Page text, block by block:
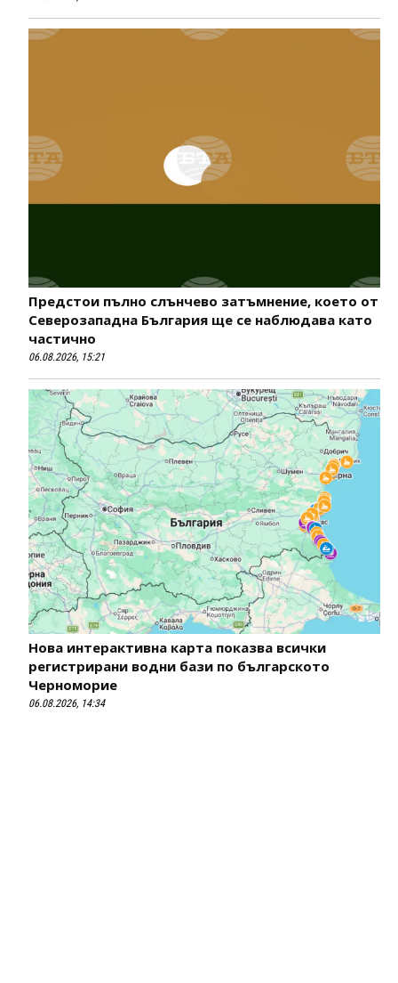
Предстои пълно слънчево затъмнение, което от
Северозападна България ще се наблюдава като
частично
06.08.2026, 15:21
Нова интерактивна карта показва всички
регистрирани водни бази по българското
Черноморие
06.08.2026, 14:34